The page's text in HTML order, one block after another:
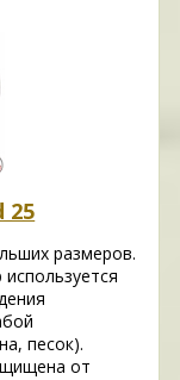
25
размеров.
песок).
от